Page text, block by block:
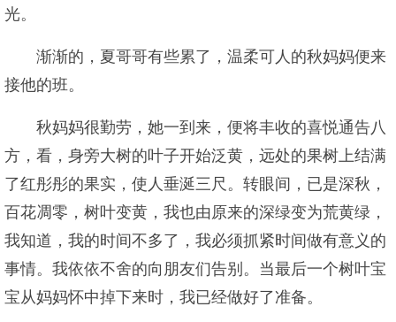
光。
渐渐的，夏哥哥有些累了，温柔可人的秋妈妈便来
接他的班。
秋妈妈很勤劳，她一到来，便将丰收的喜悦通告八
方，看，身旁大树的叶子开始泛黄，远处的果树上结满
了红彤彤的果实，使人垂涎三尺。转眼间，已是深秋，
百花凋零，树叶变黄，我也由原来的深绿变为荒黄绿，
我知道，我的时间不多了，我必须抓紧时间做有意义的
事情。我依依不舍的向朋友们告别。当最后一个树叶宝
宝从妈妈怀中掉下来时，我已经做好了准备。